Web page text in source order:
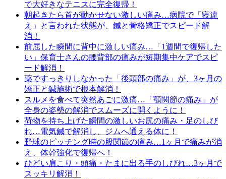
で大好きなテニスに完全復帰！
朝起きたら首が動かせない激しい痛み…病院で「寝違
え」と言われた状態が、鍼と骨格矯正でスピード解
消！
前屈した瞬間に背中に激しい痛み…「1週間で復帰した
い」保育士さんの腰背部の痛みが短期集中ケアでスピ
ード解消！
薬ですっきりしなかった「後頭部の痛み」が、3ヶ月の
矯正と鍼施術で根本解消！
スルメを食べて突然あごに激痛…「顎関節の痛み」が
全身の姿勢の解消でスムーズに開くように！
荷物を持ち上げた瞬間の激しいお尻の痛み・足のしび
れ…電気鍼で解消し、ジムへ通える体に！
野球のピッチング時の股関節の痛み…1ヶ月で痛みが消
え、体幹強化で復帰へ！
ひどい肩こり・頭痛・たまに出る手のしびれ…3ヶ月で
スッキリ解消！